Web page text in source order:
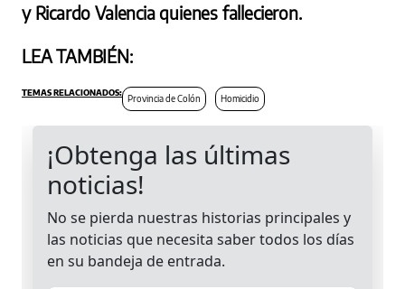
y Ricardo Valencia quienes fallecieron.
LEA TAMBIÉN:
Provincia de Colón Homicidio